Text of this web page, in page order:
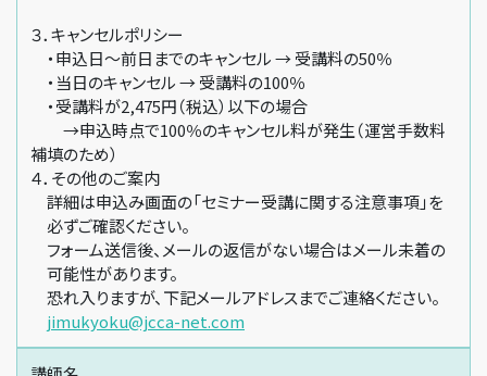
３．キャンセルポリシー
・申込日～前日までのキャンセル → 受講料の50％
・当日のキャンセル → 受講料の100％
・受講料が2,475円（税込）以下の場合
→申込時点で100％のキャンセル料が発生（運営手数料
補填のため）
４．その他のご案内
詳細は申込み画面の「セミナー受講に関する注意事項」を
必ずご確認ください。
フォーム送信後、メールの返信がない場合はメール未着の
可能性があります。
恐れ入りますが、下記メールアドレスまでご連絡ください。
jimukyoku@jcca-net.com